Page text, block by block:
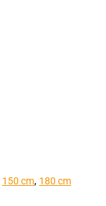
150 cm, 180 cm